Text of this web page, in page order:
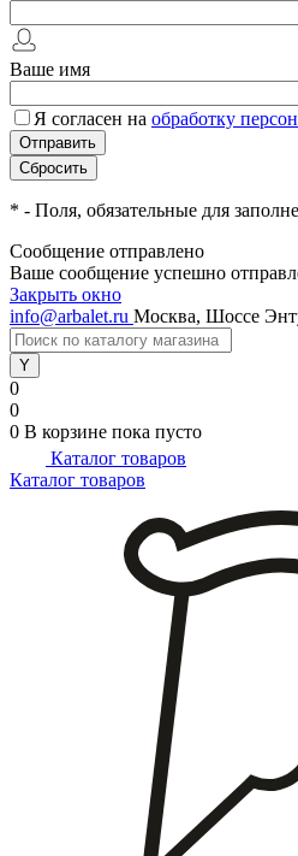
Ваше имя
Я согласен на обработку
* - Поля, обязательные для
Сообщение отправлено
Ваше сообщение успешно
Закрыть окно
info@arbalet.ru Москва, Шоссе
0
0
0 В корзине пока пусто
Каталог товаров
Каталог товаров